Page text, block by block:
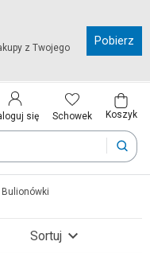
z Twojego
Pobierz
się Schowek Koszyk
wybranego kraju.
Bulionówki
Sortuj